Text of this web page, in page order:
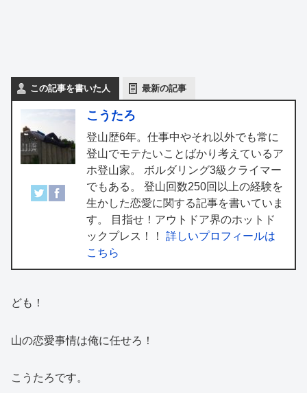
この記事を書いた人 最新の記事
こうたろ
登山歴6年。仕事中やそれ以外でも常に
登山でモテたいことばかり考えているア
ホ登山家。 ボルダリング3級クライマー
でもある。 登山回数250回以上の経験を
生かした恋愛に関する記事を書いていま
す。 目指せ！アウトドア界のホットド
ックプレス！！詳しいプロフィールは
こちら
ども！
山の恋愛事情は俺に任せろ！
こうたろです。